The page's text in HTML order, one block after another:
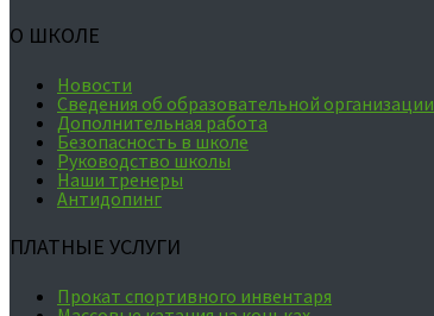
О ШКОЛЕ
Новости
Сведения об образовательной организации
Дополнительная работа
Безопасность в школе
Руководство школы
Наши тренеры
Антидопинг
ПЛАТНЫЕ УСЛУГИ
Прокат спортивного инвентаря